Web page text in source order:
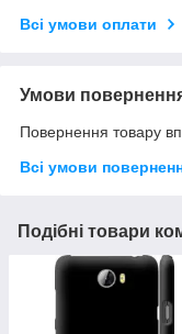
Всі умови оплати
Умови
Повернення товару
Всі умови
Подібні товари